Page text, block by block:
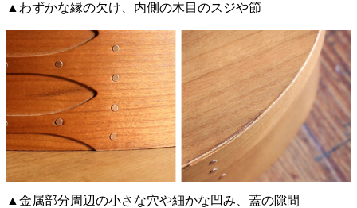
▲わずかな縁の欠け、内側の木目のスジや節
▲金属部分周辺の小さな穴や細かな凹み、蓋の隙間